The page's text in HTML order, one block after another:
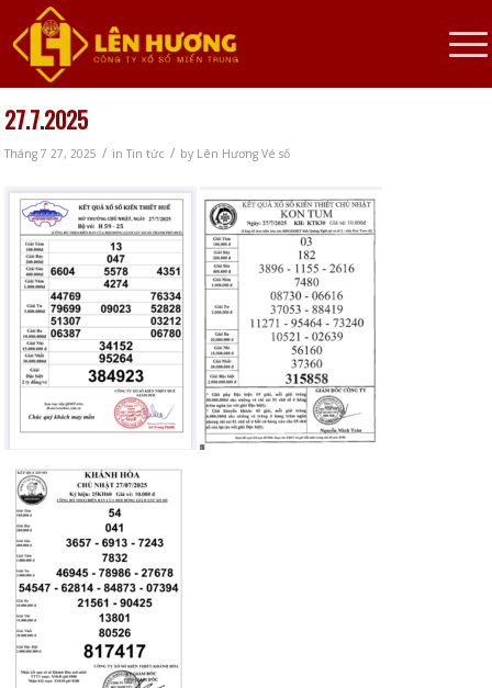
27.7.2025
Tháng 7 27, 2025 / inTin tức / by Lên Hương Vé số